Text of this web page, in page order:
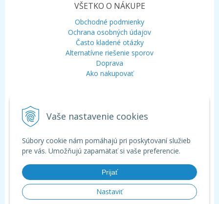
Vaše nastavenie cookies
Súbory cookie nám pomáhajú pri poskytovaní služieb
pre vás. Umožňujú zapamätať si vaše preferencie.
Prijať
Nastaviť
VŠETKO O NÁKUPE
Obchodné podmienky
Ochrana osobných údajov
Často kladené otázky
Alternatívne riešenie sporov
Doprava
Ako nakupovať
Mobil:+421 948 120 323
Chat:WhatsApp
Chat:Viber
© 2026 Aquagarden - široká ponuka produktov pre záhradné a kúpacie